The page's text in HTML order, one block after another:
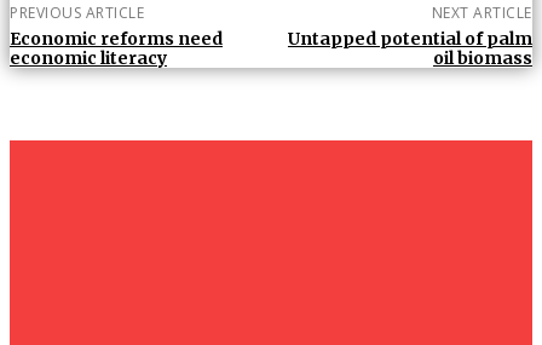
PREVIOUS ARTICLE
Economic reforms need
economic literacy
NEXT ARTICLE
Untapped potential of palm
oil biomass